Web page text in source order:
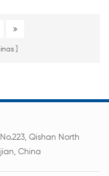
Qishan North
China